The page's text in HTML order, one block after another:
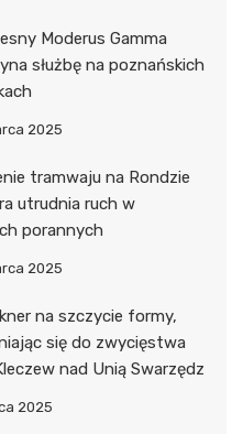
Moderus Gamma
służbę na poznańskich
2025
tramwaju na Rondzie
utrudnia ruch w
porannych
2025
na szczycie formy,
się do zwycięstwa
nad Unią Swarzędz
2025